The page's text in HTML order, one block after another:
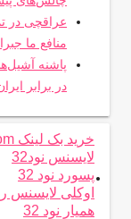
عراقچی در
منافع ما
پاشنه
در برابر
.
خرید بک لینک behtarinbacklink.com
لایسنس نود32
پسورد نود 32
اوکلی لایسنس
همیار نود 32